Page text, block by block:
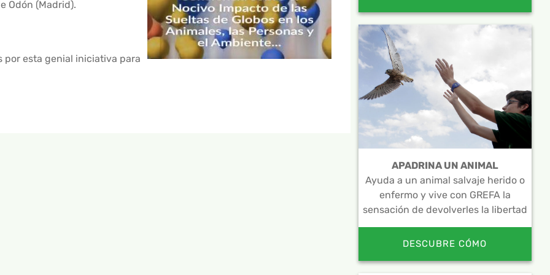
Odón (Madrid).
esta genial iniciativa para
APADRINA UN ANIMAL
Ayuda a un animal salvaje herido o
enfermo y vive con GREFA la
sensación de devolverles la libertad
DESCUBRE CÓMO